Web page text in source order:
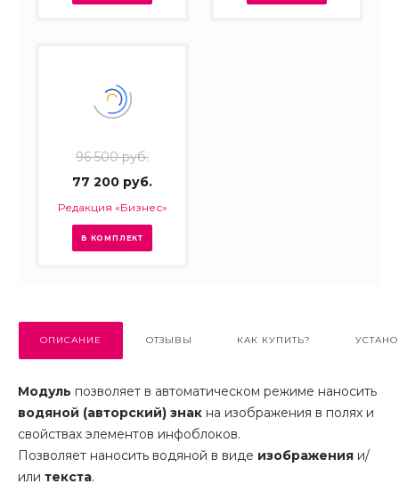
96 500 руб.
77 200 руб.
Редакция «Бизнес»
В КОМПЛЕКТ
ОПИСАНИЕ ОТЗЫВЫ КАК КУПИТЬ?
Модуль позволяет в автоматическом режиме наносить
водяной (авторский) знак на изображения в полях и
свойствах элементов инфоблоков.
Позволяет наносить водяной в виде изображения и/
или текста.